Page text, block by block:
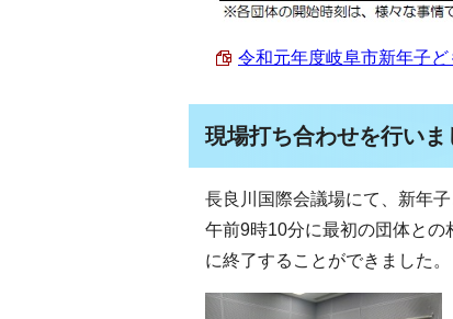
令和元年度岐阜市新年子ど
現場打ち合わせを行いま
長良川国際会議場にて、新年
午前9時10分に最初の団体との
に終了することができました。